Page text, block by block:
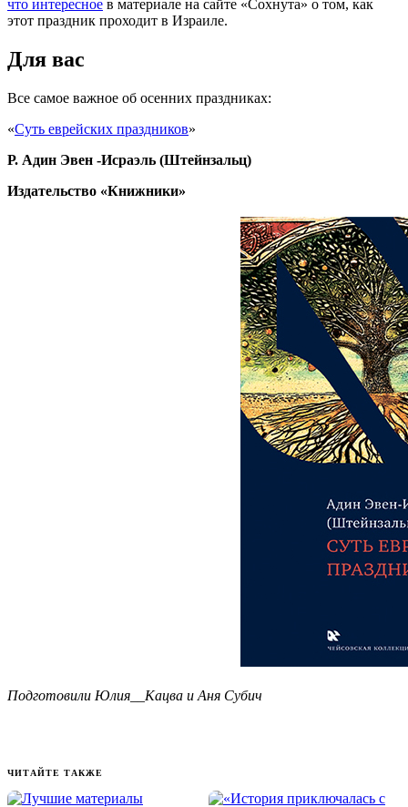
что интересное в материале на сайте «Сохнута» о том, как
этот праздник проходит в Израиле.
Для вас
Все самое важное об осенних праздниках:
«Суть еврейских праздников»
Р. Адин Эвен -Исраэль (Штейнзальц)
Издательство «Книжники»
Подготовили Юлия__Кацва и Аня Субич
ЧИТАЙТЕ ТАКЖЕ